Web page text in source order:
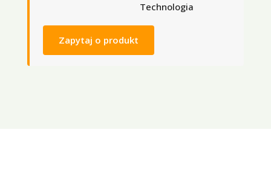
Technologia
Zapytaj o produkt